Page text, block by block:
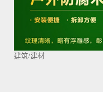
建筑/建材